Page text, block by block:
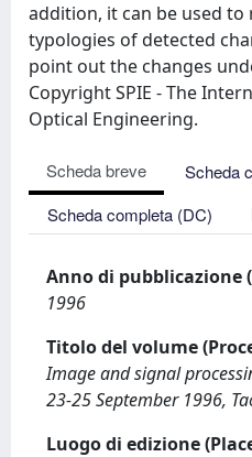
addition, it can be used
typologies of detected
point out the changes
Copyright SPIE - The
Optical Engineering.
Scheda breve
Scheda
Scheda completa (DC)
Anno di pubblicazione
1996
Titolo del volume
Image and signal
23-25 September 1996,
Luogo di edizione